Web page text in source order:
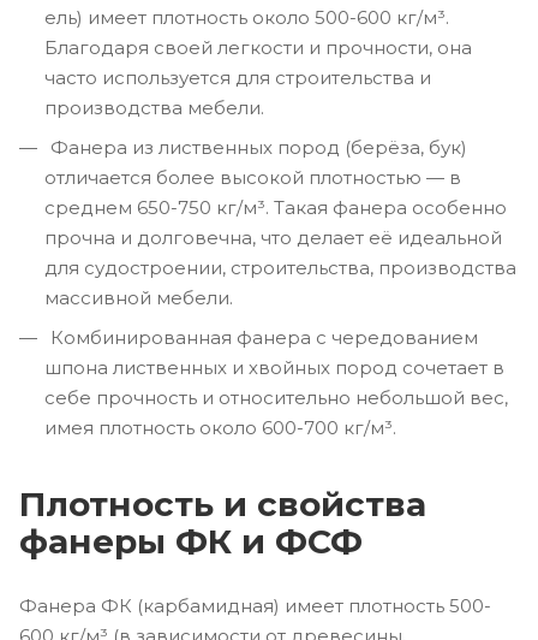
ель) имеет плотность около 500-600 кг/м³.
Благодаря своей легкости и прочности, она
часто используется для строительства и
производства мебели.
Фанера из лиственных пород (берёза, бук)
отличается более высокой плотностью — в
среднем 650-750 кг/м³. Такая фанера особенно
прочна и долговечна, что делает её идеальной
для судостроении, строительства, производства
массивной мебели.
Комбинированная фанера с чередованием
шпона лиственных и хвойных пород сочетает в
себе прочность и относительно небольшой вес,
имея плотность около 600-700 кг/м³.
Плотность и свойства
фанеры ФК и ФСФ
Фанера ФК (карбамидная) имеет плотность 500-